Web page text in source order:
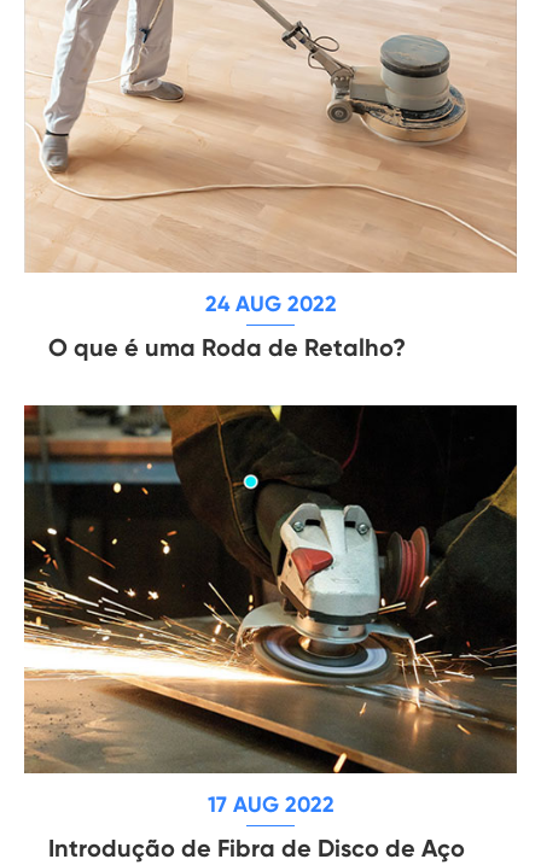
24 AUG 2022
O que é uma Roda de Retalho?
17 AUG 2022
Introdução de Fibra de Disco de Aço